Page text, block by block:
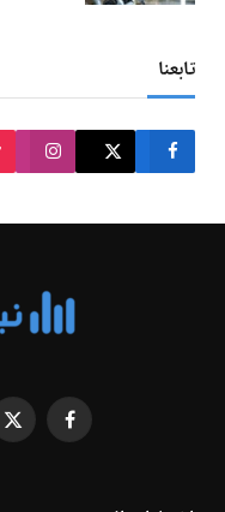
تابعنا
فيسبوك X